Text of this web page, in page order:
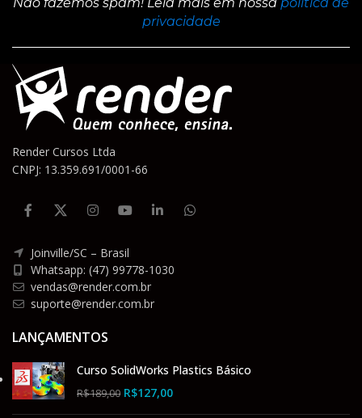
privacidade
Render Cursos Ltda
CNPJ: 13.359.691/0001-66
Joinville/SC – Brasil
Whatsapp: (47) 99778-1030
vendas@render.com.br
suporte@render.com.br
LANÇAMENTOS
Curso SolidWorks Plastics Básico
R$189,00 R$127,00